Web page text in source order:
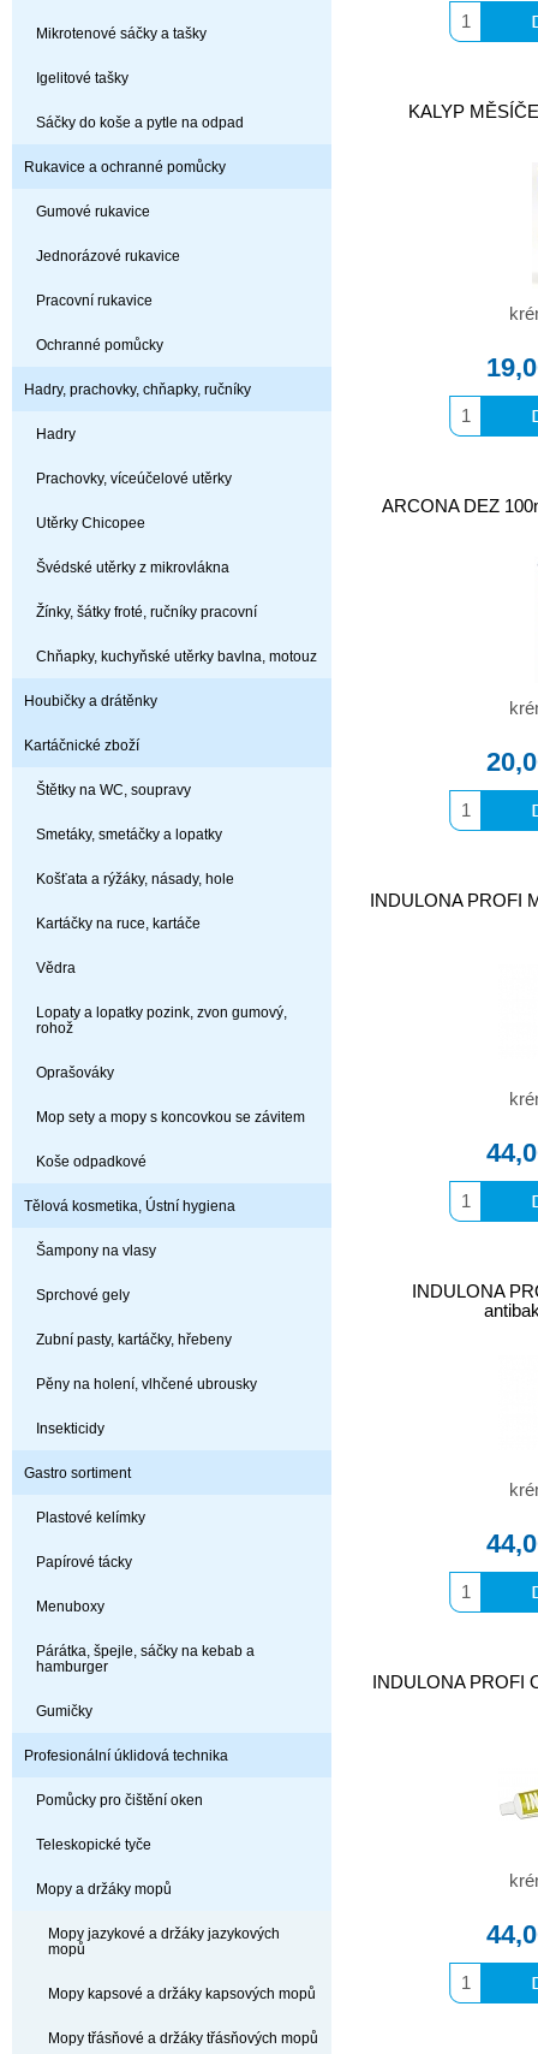
Mikrotenové sáčky a tašky
Igelitové tašky
Sáčky do koše a pytle na odpad
Rukavice a ochranné pomůcky
Gumové rukavice
Jednorázové rukavice
Pracovní rukavice
Ochranné pomůcky
Hadry, prachovky, chňapky, ručníky
Hadry
Prachovky, víceúčelové utěrky
Utěrky Chicopee
Švédské utěrky z mikrovlákna
Žínky, šátky froté, ručníky pracovní
Chňapky, kuchyňské utěrky bavlna, motouz
Houbičky a drátěnky
Kartáčnické zboží
Štětky na WC, soupravy
Smetáky, smetáčky a lopatky
Košťata a rýžáky, násady, hole
Kartáčky na ruce, kartáče
Vědra
Lopaty a lopatky pozink, zvon gumový,
rohož
Oprašováky
Mop sety a mopy s koncovkou se závitem
Koše odpadkové
Tělová kosmetika, Ústní hygiena
Šampony na vlasy
Sprchové gely
Zubní pasty, kartáčky, hřebeny
Pěny na holení, vlhčené ubrousky
Insekticidy
Gastro sortiment
Plastové kelímky
Papírové tácky
Menuboxy
Párátka, špejle, sáčky na kebab a
hamburger
Gumičky
Profesionální úklidová technika
Pomůcky pro čištění oken
Teleskopické tyče
Mopy a držáky mopů
Mopy jazykové a držáky jazykových
mopů
Mopy kapsové a držáky kapsových mopů
Mopy třásňové a držáky třásňových mopů
KALYP
ARCONA DEZ
INDULONA PROFI
INDULONA
INDULONA PROFI